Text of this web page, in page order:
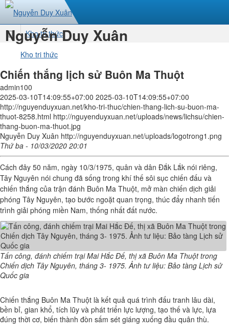
Nguyễn Duy Xuân
nhất
Kho tri thức
Kho tri thức
Chiến thắng lịch sử Buôn Ma Thuột
admin100
2025-03-10T14:09:55+07:00 2025-03-10T14:09:55+07:00
http://nguyenduyxuan.net/kho-tri-thuc/chien-thang-lich-su-buon-ma-
thuot-8258.html http://nguyenduyxuan.net/uploads/news/lichsu/chien-
thang-buon-ma-thuot.jpg
Nguyễn Duy Xuân http://nguyenduyxuan.net/uploads/logotrong1.png
Thứ ba - 10/03/2020 20:01
Cách đây 50 năm, ngày 10/3/1975, quân và dân Đắk Lắk nói riêng,
Tây Nguyên nói chung đã sống trong khí thế sôi sục chiến đấu và
chiến thắng của trận đánh Buôn Ma Thuột, mở màn chiến dịch giải
phóng Tây Nguyên, tạo bước ngoặt quan trọng, thúc đẩy nhanh tiến
trình giải phóng miền Nam, thống nhất đất nước.
Tấn công, đánh chiếm trại Mai Hắc Đế, thị xã Buôn Ma Thuột trong
Chiến dịch Tây Nguyên, tháng 3- 1975. Ảnh tư liệu: Bảo tàng Lịch sử
Quốc gia
Chiến thắng Buôn Ma Thuột là kết quả quá trình đấu tranh lâu dài,
bền bỉ, gian khổ, tích lũy và phát triển lực lượng, tạo thế và lực, lựa
đúng thời cơ, biến thành đòn sấm sét giáng xuống đầu quân thù.